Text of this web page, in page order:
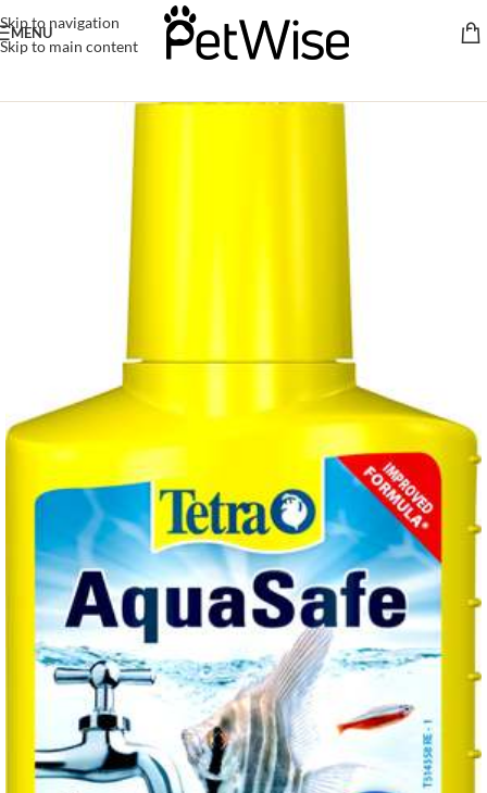
Skip to navigation
Skip to main content
MENU